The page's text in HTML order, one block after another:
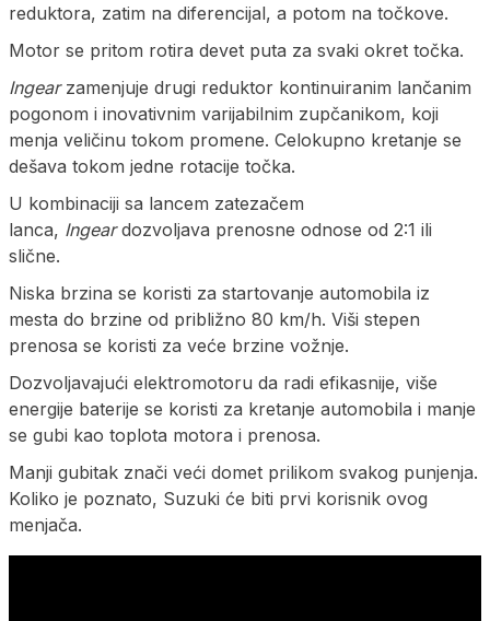
reduktora, zatim na diferencijal, a potom na točkove.
Motor se pritom rotira devet puta za svaki okret točka.
Ingear zamenjuje drugi reduktor kontinuiranim lančanim
pogonom i inovativnim varijabilnim zupčanikom, koji
menja veličinu tokom promene. Celokupno kretanje se
dešava tokom jedne rotacije točka.
U kombinaciji sa lancem zatezačem
lanca, Ingeardozvoljava prenosne odnose od 2:1 ili
slične.
Niska brzina se koristi za startovanje automobila iz
mesta do brzine od približno 80 km/h. Viši stepen
prenosa se koristi za veće brzine vožnje.
Dozvoljavajući elektromotoru da radi efikasnije, više
energije baterije se koristi za kretanje automobila i manje
se gubi kao toplota motora i prenosa.
Manji gubitak znači veći domet prilikom svakog punjenja.
Koliko je poznato, Suzuki će biti prvi korisnik ovog
menjača.